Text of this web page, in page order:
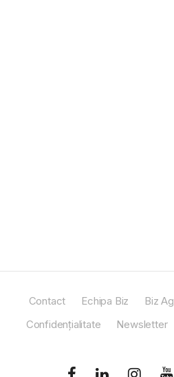
Contact Echipa Biz Biz
Confidențialitate
Newsletter